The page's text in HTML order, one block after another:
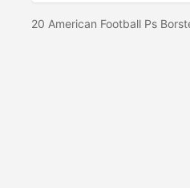
20 American Football Ps